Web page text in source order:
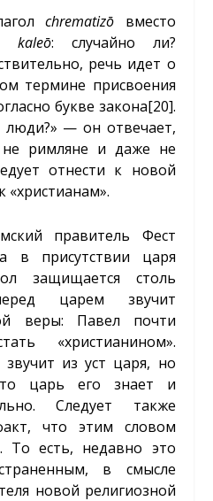
chrematizō вместо
kaleō: случайно ли?
речь идет о
термине присвоения
букве закона[20].
люди?» — он отвечает,
римляне и даже не
отнести к новой
правитель Фест
в присутствии царя
защищается столь
царем звучит
веры: Павел почти
«христианином».
из уст царя, но
царь его знает и
Следует также
что этим словом
То есть, недавно это
в смысле
новой религиозной